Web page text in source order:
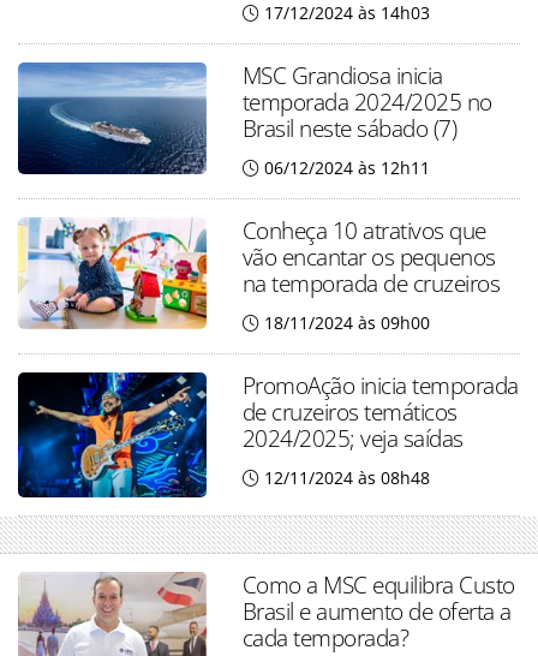
17/12/2024 às 14h03
MSC Grandiosa inicia
temporada 2024/2025 no
Brasil neste sábado (7)
06/12/2024 às 12h11
Conheça 10 atrativos que
vão encantar os pequenos
na temporada de cruzeiros
18/11/2024 às 09h00
PromoAção inicia temporada
de cruzeiros temáticos
2024/2025; veja saídas
12/11/2024 às 08h48
Como a MSC equilibra Custo
Brasil e aumento de oferta a
cada temporada?